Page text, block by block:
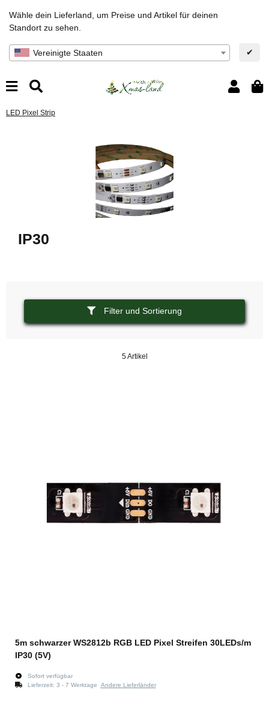
Wähle dein Lieferland, um Preise und Artikel für deinen
Standort zu sehen.
Vereinigte Staaten ✔
LED Pixel Strip
IP30
Filter und Sortierung
5 Artikel
5m schwarzer WS2812b RGB LED Pixel Streifen 30LEDs/m
IP30 (5V)
Sofort verfügbar
Lieferzeit: 3 - 7 Werktage Andere Lieferländer